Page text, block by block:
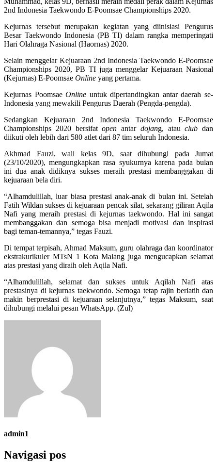
2nd Indonesia Taekwondo E-Poomsae Championships 2020.
Kejurnas tersebut merupakan kegiatan yang diinisiasi Pengurus
Besar Taekwondo Indonesia (PB TI) dalam rangka memperingati
Hari Olahraga Nasional (Haornas) 2020.
Selain menggelar Kejuaraan 2nd Indonesia Taekwondo E-Poomsae
Championships 2020, PB TI juga menggelar Kejuaraan Nasional
(Kejurnas) E-Poomsae Online yang pertama.
Kejurnas PoomsaeOnline untuk dipertandingkan antar daerah se-
Indonesia yang mewakili Pengurus Daerah (Pengda-pengda).
Sedangkan Kejuaraan 2nd Indonesia Taekwondo E-Poomsae
Championships 2020 bersifatopen antar dojang, atauclub dan
diikuti oleh lebih dari 580 atlet dari 87 tim seluruh Indonesia.
Akhmad Fauzi, wali kelas 9D, saat dihubungi pada Jumat
(23/10/2020), mengungkapkan rasa syukurnya karena pada bulan
ini dua anak didiknya sukses meraih prestasi membanggakan di
kejuaraan bela diri.
“Alhamdulillah, luar biasa prestasi anak-anak di bulan ini. Setelah
Fatih Wildan sukses di kejuaraan pencak silat, sekarang giliran Aqila
Nafi yang meraih prestasi di kejurnas taekwondo. Hal ini sangat
membanggakan dan semoga bisa menjadi motivasi dan inspirasi
bagi teman-temannya,” tegas Fauzi.
Di tempat terpisah, Ahmad Maksum, guru olahraga dan koordinator
ekstrakurikuler MTsN 1 Kota Malang juga mengucapkan selamat
atas prestasi yang diraih oleh Aqila Nafi.
“Alhamdulillah, selamat dan sukses untuk Aqilah Nafi atas
prestasinya di kejurnas taekwondo. Semoga tetap rajin berlatih dan
makin berprestasi di kejuaraan selanjutnya,” tegas Maksum, saat
dihubungi melalui pesan WhatsApp. (Zul)
admin1
Navigasi pos